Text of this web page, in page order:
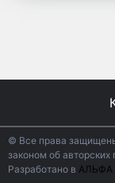
© Все права
законом об авторских
Разработано в АЛЬФА